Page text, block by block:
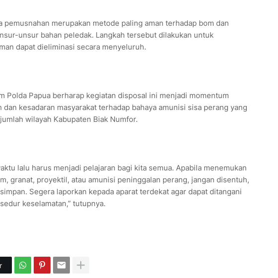
pemusnahan merupakan metode paling aman terhadap bom dan
unsur bahan peledak. Langkah tersebut dilakukan untuk
dapat dieliminasi secara menyeluruh.
Polda Papua berharap kegiatan disposal ini menjadi momentum
kesadaran masyarakat terhadap bahaya amunisi sisa perang yang
wilayah Kabupaten Biak Numfor.
lalu harus menjadi pelajaran bagi kita semua. Apabila menemukan
granat, proyektil, atau amunisi peninggalan perang, jangan disentuh,
Segera laporkan kepada aparat terdekat agar dapat ditangani
keselamatan,” tutupnya.